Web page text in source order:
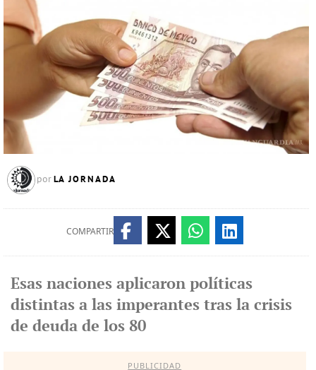
por LA JORNADA
COMPARTIR
Esas naciones aplicaron políticas
distintas a las imperantes tras la crisis
de deuda de los 80
PUBLICIDAD